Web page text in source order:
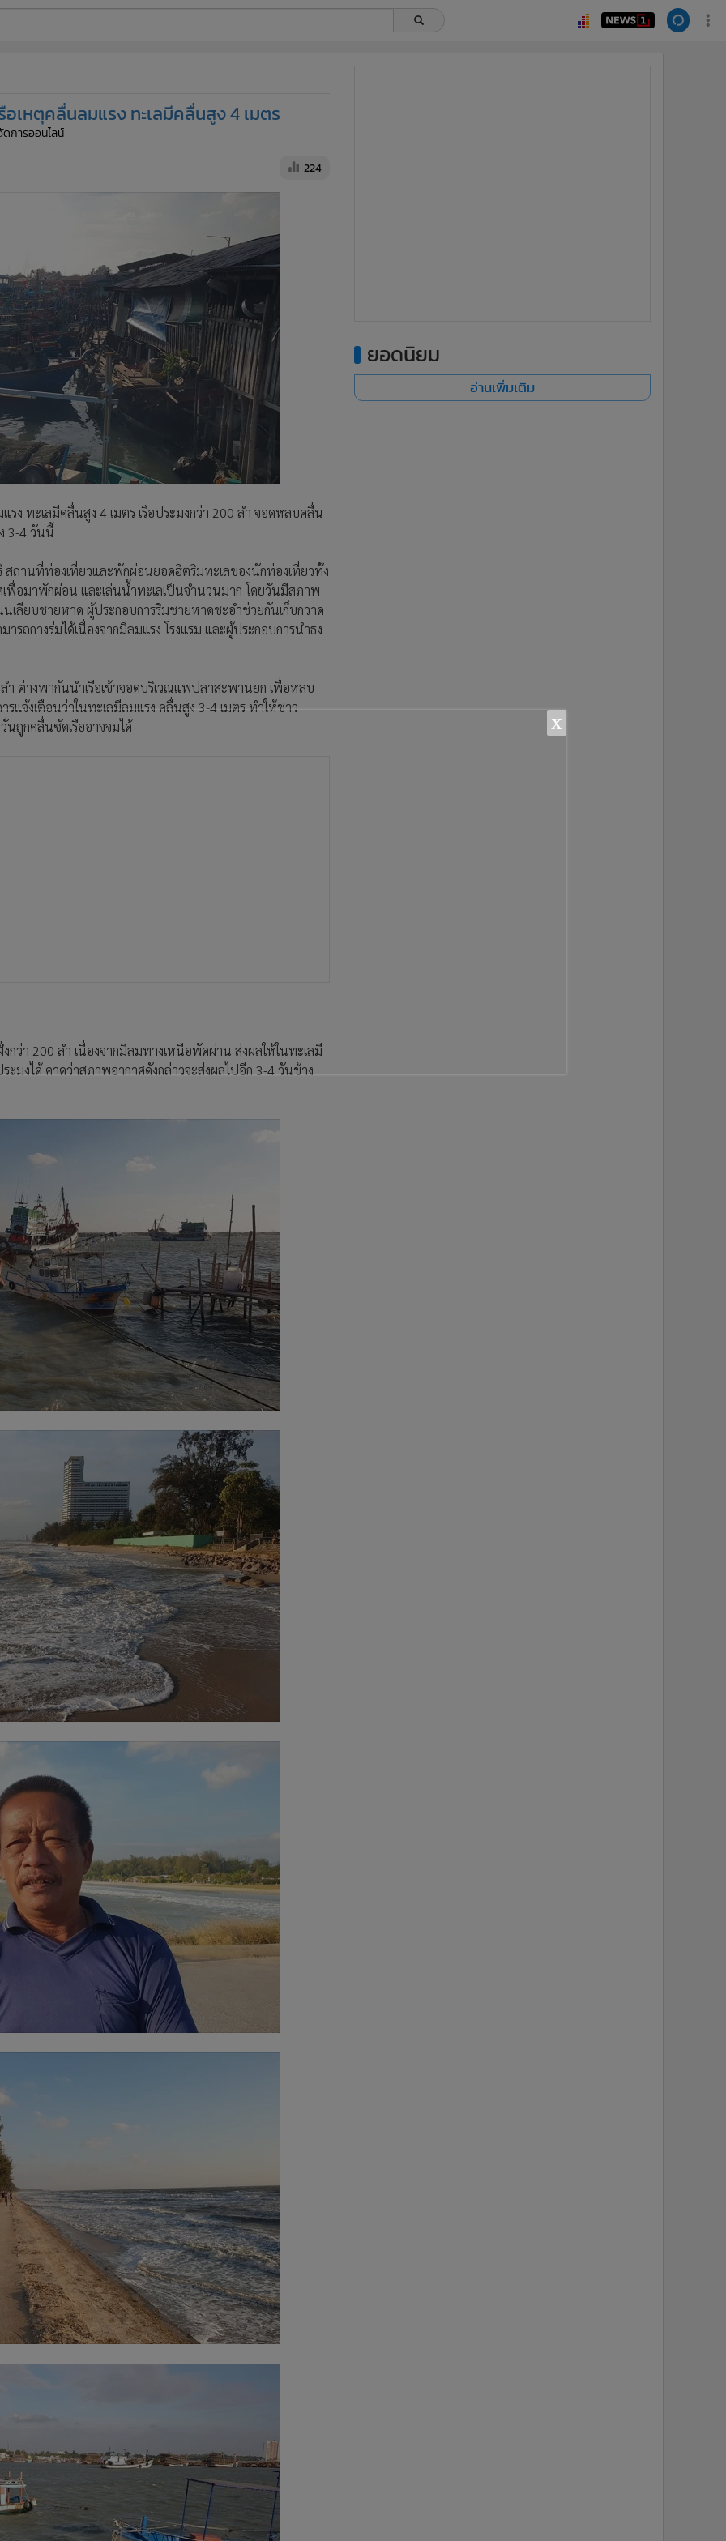
เหตุคลื่นลมแรง ทะเลมีคลื่นสูง 4 เมตร
ดการออนไลน์
224
ง ทะเลมีคลื่นสูง 4 เมตร เรือประมงกว่า 200 ลำ จอดหลบคลื่น
3-4 วันนี้
ถานที่ท่องเที่ยวและพักผ่อนยอดฮิตริมทะเลของนักท่องเที่ยวทั้ง
พื่อมาพักผ่อน และเล่นน้ำทะเลเป็นจำนวนมาก โดยวันมีสภาพ
เลียบชายหาด ผู้ประกอบการริมชายหาดชะอำช่วยกันเก็บกวาด
รถกางร่มได้เนื่องจากมีลมแรง โรงแรม และผู้ประกอบการนำธง
ต่างพากันนำเรือเข้าจอดบริเวณแพปลาสะพานยก เพื่อหลบ
แจ้งเตือนว่าในทะเลมีลมแรง คลื่นสูง 3-4 เมตร ทำให้ชาว
นถูกคลื่นซัดเรืออาจจมได้
งกว่า 200 ลำ เนื่องจากมีลมทางเหนือพัดผ่าน ส่งผลให้ในทะเลมี
มงได้ คาดว่าสภาพอากาศดังกล่าวจะส่งผลไปอีก 3-4 วันข้าง
ยอดนิยม
อ่านเพิ่มเติม
x